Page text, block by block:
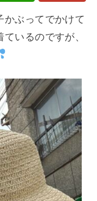
ぶってでかけて
いるのですが、